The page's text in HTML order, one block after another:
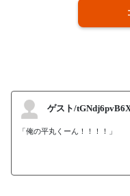
ゲスト/
「俺の平丸くーん！！！！」